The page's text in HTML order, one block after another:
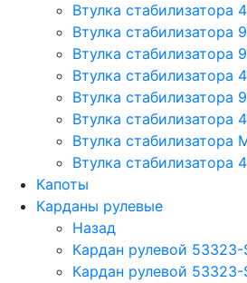
Втулка стабилизатора
Втулка стабилизатора
Втулка стабилизатора
Втулка стабилизатора
Втулка стабилизатора
Втулка стабилизатора
Втулка стабилизатора
Втулка стабилизатора
Капоты
Карданы рулевые
Назад
Кардан рулевой 53323-
Кардан рулевой 53323-